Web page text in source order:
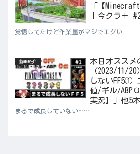
「【
｜今クラ＋
覚悟してたけど作業量がマジでエグい
動画紹介
本日オススメ
（2023/11/
しないFF5①
値/ギル/ABP
実況】」他5本
まるで成長していない……